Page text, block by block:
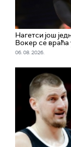
Нагетси још
Вокер се
06. 08. 2026.